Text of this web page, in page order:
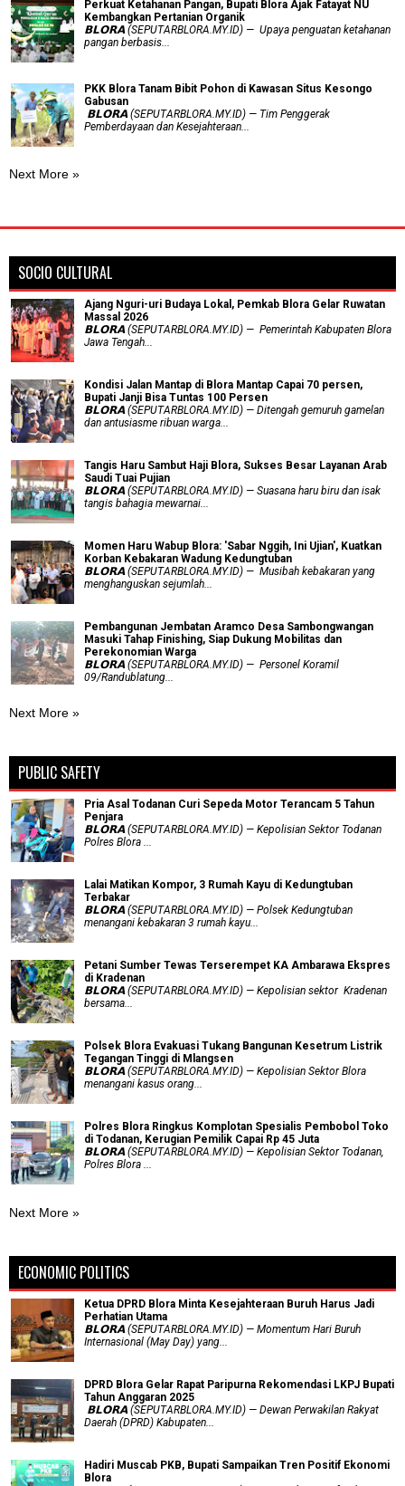
​Perkuat Ketahanan Pangan, Bupati Blora Ajak Fatayat NU
Kembangkan Pertanian Organik
𝗕𝗟𝗢𝗥𝗔 (SEPUTARBLORA.MY.ID) — Upaya penguatan ketahanan
pangan berbasis...
PKK Blora Tanam Bibit Pohon di Kawasan Situs Kesongo
Gabusan
‎ 𝗕𝗟𝗢𝗥𝗔 (SEPUTARBLORA.MY.ID) — Tim Penggerak
Pemberdayaan dan Kesejahteraan...
Next More »
SOCIO CULTURAL
Ajang Nguri-uri Budaya Lokal, Pemkab Blora Gelar Ruwatan
Massal 2026
𝗕𝗟𝗢𝗥𝗔 (SEPUTARBLORA.MY.ID) — Pemerintah Kabupaten Blora
Jawa Tengah...
Kondisi Jalan Mantap di Blora Mantap Capai 70 persen,
Bupati Janji Bisa Tuntas 100 Persen
𝗕𝗟𝗢𝗥𝗔 (SEPUTARBLORA.MY.ID) — Ditengah gemuruh gamelan
dan antusiasme ribuan warga...
Tangis Haru Sambut Haji Blora, Sukses Besar Layanan Arab
Saudi Tuai Pujian
𝗕𝗟𝗢𝗥𝗔 (SEPUTARBLORA.MY.ID) — Suasana haru biru dan isak
tangis bahagia mewarnai...
Momen Haru Wabup Blora: ​'Sabar Nggih, Ini Ujian', Kuatkan
Korban Kebakaran Wadung Kedungtuban
𝗕𝗟𝗢𝗥𝗔 (SEPUTARBLORA.MY.ID) — Musibah kebakaran yang
menghanguskan sejumlah...
Pembangunan Jembatan Aramco Desa Sambongwangan
Masuki Tahap Finishing, Siap Dukung Mobilitas dan
Perekonomian Warga
𝗕𝗟𝗢𝗥𝗔 (SEPUTARBLORA.MY.ID) — Personel Koramil
09/Randublatung...
Next More »
PUBLIC SAFETY
Pria Asal Todanan Curi Sepeda Motor Terancam 5 Tahun
Penjara
𝗕𝗟𝗢𝗥𝗔 (SEPUTARBLORA.MY.ID) — Kepolisian Sektor Todanan
Polres Blora ...
Lalai Matikan Kompor, 3 Rumah Kayu di Kedungtuban
Terbakar
𝗕𝗟𝗢𝗥𝗔 (SEPUTARBLORA.MY.ID) — Polsek Kedungtuban
menangani kebakaran 3 rumah kayu...
Petani Sumber Tewas Terserempet KA Ambarawa Ekspres
di Kradenan
𝗕𝗟𝗢𝗥𝗔 (SEPUTARBLORA.MY.ID) — Kepolisian sektor Kradenan
bersama...
Polsek Blora Evakuasi Tukang Bangunan Kesetrum Listrik
Tegangan Tinggi di Mlangsen
𝗕𝗟𝗢𝗥𝗔 (SEPUTARBLORA.MY.ID) — Kepolisian Sektor Blora
menangani kasus orang...
Polres Blora Ringkus Komplotan Spesialis Pembobol Toko
di Todanan, Kerugian Pemilik Capai Rp 45 Juta
𝗕𝗟𝗢𝗥𝗔 (SEPUTARBLORA.MY.ID) — Kepolisian Sektor Todanan,
Polres Blora ...
Next More »
ECONOMIC POLITICS
Ketua DPRD Blora Minta Kesejahteraan Buruh Harus Jadi
Perhatian Utama
​𝗕𝗟𝗢𝗥𝗔 (SEPUTARBLORA.MY.ID) — Momentum Hari Buruh
Internasional (May Day) yang...
DPRD Blora Gelar Rapat Paripurna Rekomendasi LKPJ Bupati
Tahun Anggaran 2025
‎ 𝗕𝗟𝗢𝗥𝗔 (SEPUTARBLORA.MY.ID) — Dewan Perwakilan Rakyat
Daerah (DPRD) Kabupaten...
Hadiri Muscab PKB, Bupati Sampaikan Tren Positif Ekonomi
Blora